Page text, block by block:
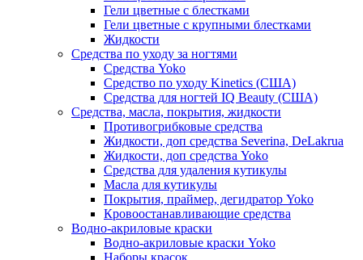
Гели цветные с блестками
Гели цветные с крупными блестками
Жидкости
Средства по уходу за ногтями
Средства Yoko
Средство по уходу Kinetics (США)
Средства для ногтей IQ Beauty (США)
Средства, масла, покрытия, жидкости
Противогрибковые средства
Жидкости, доп средства Severina, DeLakrua
Жидкости, доп средства Yoko
Средства для удаления кутикулы
Масла для кутикулы
Покрытия, праймер, дегидратор Yoko
Кровоостанавливающие средства
Водно-акриловые краски
Водно-акриловые краски Yoko
Наборы красок